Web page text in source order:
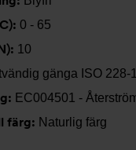
0 - 65
10
gänga ISO 228-
EC004501 -
färg: Naturlig färg